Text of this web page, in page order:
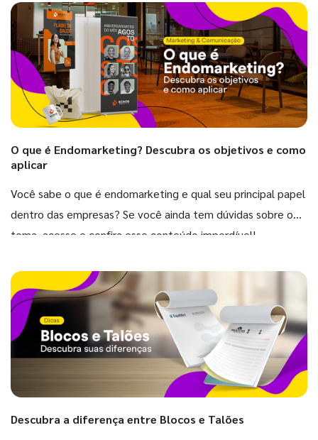
O que é Endomarketing? Descubra os objetivos e como
aplicar
Você sabe o que é endomarketing e qual seu principal papel
dentro das empresas? Se você ainda tem dúvidas sobre o
tema, acesse e confira esse conteúdo imperdível!
Descubra a diferença entre Blocos e Talões